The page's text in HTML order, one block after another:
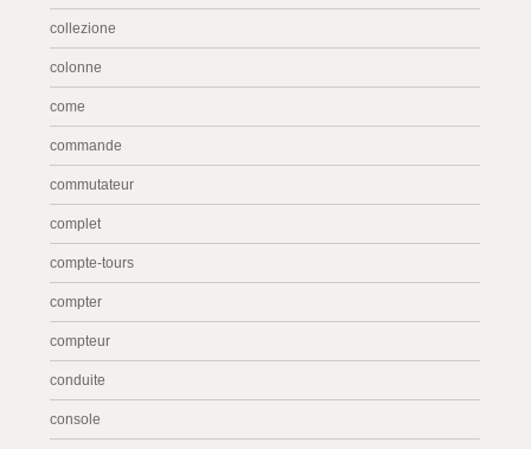
collezione
colonne
come
commande
commutateur
complet
compte-tours
compter
compteur
conduite
console